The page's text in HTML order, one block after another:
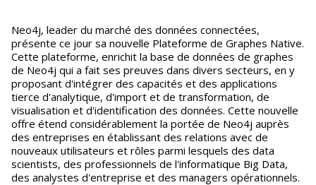
Neo4j, leader du marché des données connectées,
présente ce jour sa nouvelle Plateforme de Graphes Native.
Cette plateforme, enrichit la base de données de graphes
de Neo4j qui a fait ses preuves dans divers secteurs, en y
proposant d'intégrer des capacités et des applications
tierce d'analytique, d'import et de transformation, de
visualisation et d'identification des données. Cette nouvelle
offre étend considérablement la portée de Neo4j auprès
des entreprises en établissant des relations avec de
nouveaux utilisateurs et rôles parmi lesquels des data
scientists, des professionnels de l'informatique Big Data,
des analystes d'entreprise et des managers opérationnels.